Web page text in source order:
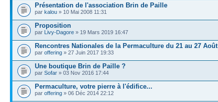
Présentation de l'association Brin de Paille
par kalou » 10 Mai 2008 11:31
Proposition
par Livy-Dagore » 19 Mars 2019 16:47
Rencontres Nationales de la Permaculture du 21 au 27 Août
par offering » 27 Juin 2017 19:33
Une boutique Brin de Paille ?
par Sofar » 03 Nov 2016 17:44
Permaculture, votre pierre à l'édifice...
par offering » 06 Déc 2014 22:12